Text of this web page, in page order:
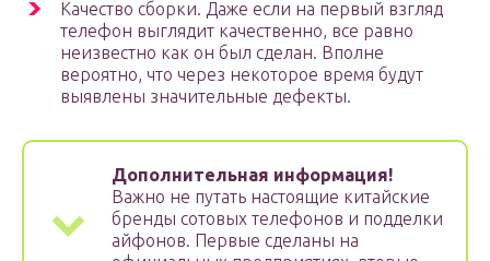
Качество сборки. Даже если на первый взгляд
телефон выглядит качественно, все равно
неизвестно как он был сделан. Вполне
вероятно, что через некоторое время будут
выявлены значительные дефекты.
Дополнительная информация!
Важно не путать настоящие китайские
бренды сотовых телефонов и подделки
айфонов. Первые сделаны на